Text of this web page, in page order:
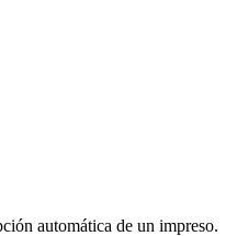
automática de un impreso.